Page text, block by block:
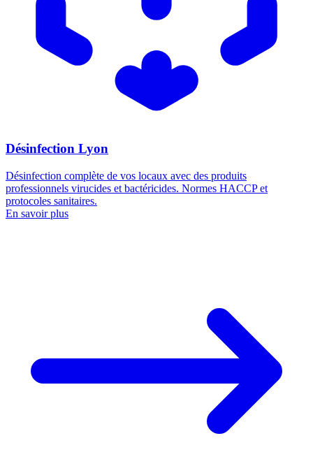
Désinfection Lyon
Désinfection complète de vos locaux avec des produits
professionnels virucides et bactéricides. Normes HACCP et
protocoles sanitaires.
En savoir plus